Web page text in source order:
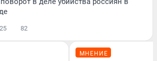
82
МНЕНИЕ